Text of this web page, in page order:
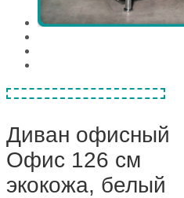
Диван офисный
Офис 126 см
экокожа, белый